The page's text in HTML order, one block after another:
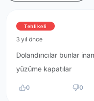
Tehlikeli
3 yıl önce
Dolandırıcılar bunlar
yüzüme kapatılar
0 0